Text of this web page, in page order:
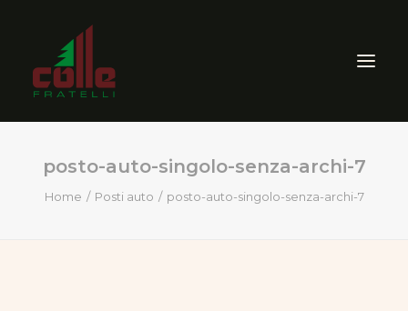
AZIENDA
posto-auto-singolo-senza-archi-7
Home Posti auto posto-auto-singolo-senza-archi-7